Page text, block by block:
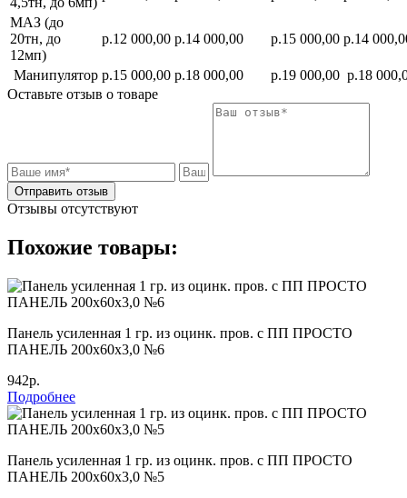
МАЗ (до
20тн, до
12мп)
р.12 000,00 р.14 000,00 р.15 000,00 р.14
Манипулятор р.15 000,00 р.18 000,00 р.19 000,00 р.18
Оставьте отзыв о товаре
Отправить отзыв
Отзывы отсутствуют
Похожие товары:
Панель усиленная 1 гр. из оцинк. пров. с ПП ПРОСТО
ПАНЕЛЬ 200х60х3,0 №6
942р.
Подробнее
Панель усиленная 1 гр. из оцинк. пров. с ПП ПРОСТО
ПАНЕЛЬ 200х60х3,0 №5